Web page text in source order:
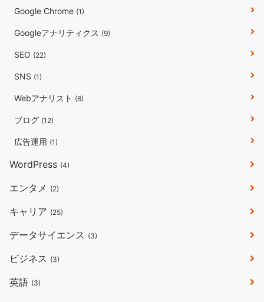
Google Chrome (1)
Googleアナリティクス (9)
SEO (22)
SNS (1)
Webアナリスト (8)
ブログ (12)
広告運用 (1)
WordPress (4)
エンタメ (2)
キャリア (25)
データサイエンス (3)
ビジネス (3)
英語 (3)